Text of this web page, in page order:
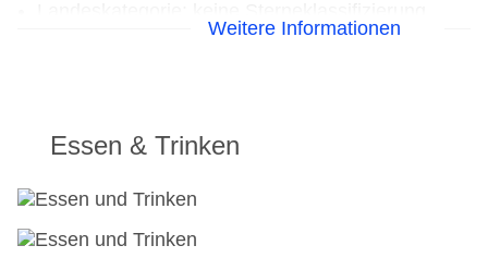
Weitere Informationen
Essen & Trinken